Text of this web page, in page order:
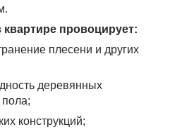
провоцирует:
плесени и других
деревянных
конструкций;